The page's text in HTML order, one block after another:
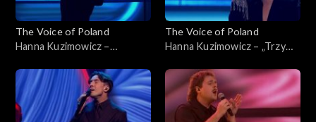
The Voice of Poland
Hanna Kuzimowicz –
Voice of Poland”, Live 3, 22
listopada 2025
The Voice of Poland
Hanna Kuzimowicz – „Trzy
Poland”, Live 3, 22 listopada
2025